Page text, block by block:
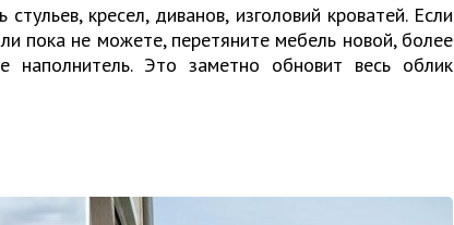
кресел, диванов, изголовий кроватей. Если
пока не можете, перетяните мебель новой, более
наполнитель. Это заметно обновит весь облик